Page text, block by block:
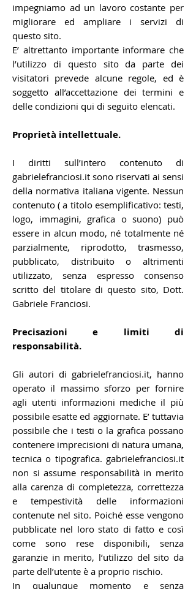
impegniamo ad un lavoro costante per
migliorare ed ampliare i servizi di
questo sito.
E’ altrettanto importante informare che
l’utilizzo di questo sito da parte dei
visitatori prevede alcune regole, ed è
soggetto all’accettazione dei termini e
delle condizioni qui di seguito elencati.
Proprietà intellettuale.
I diritti sull’intero contenuto di
gabrielefranciosi.it sono riservati ai sensi
della normativa italiana vigente. Nessun
contenuto ( a titolo esemplificativo: testi,
logo, immagini, grafica o suono) può
essere in alcun modo, né totalmente né
parzialmente, riprodotto, trasmesso,
pubblicato, distribuito o altrimenti
utilizzato, senza espresso consenso
scritto del titolare di questo sito, Dott.
Gabriele Franciosi.
Precisazioni e limiti di
responsabilità.
Gli autori di gabrielefranciosi.it, hanno
operato il massimo sforzo per fornire
agli utenti informazioni mediche il più
possibile esatte ed aggiornate. E’ tuttavia
possibile che i testi o la grafica possano
contenere imprecisioni di natura umana,
tecnica o tipografica. gabrielefranciosi.it
non si assume responsabilità in merito
alla carenza di completezza, correttezza
e tempestività delle informazioni
contenute nel sito. Poiché esse vengono
pubblicate nel loro stato di fatto e così
come sono rese disponibili, senza
garanzie in merito, l’utilizzo del sito da
parte dell’utente è a proprio rischio.
In qualunque momento e senza